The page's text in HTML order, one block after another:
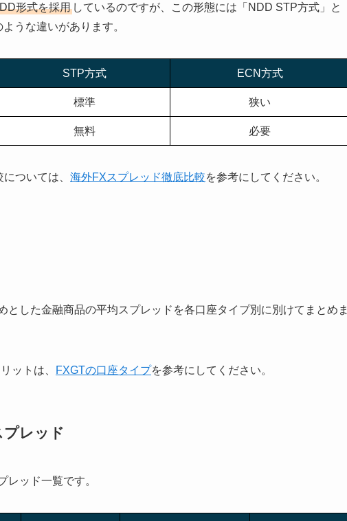
形式を採用 しているのですが、この形態には「NDD STP方式」と
うな違いがあります。
STP方式 ECN方式
標準 狭い
無料 必要
ついては、 海外FXスプレッド徹底比較を参考にしてください。
とした金融商品の平均スプレッドを各口座タイプ別に別けてまとめま
ットは、 FXGTの口座タイプを参考にしてください。
レッド
レッド一覧です。